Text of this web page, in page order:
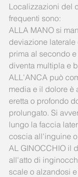
Localizzazioni del
frequenti sono:
ALLA MANO si
deviazione
prima al secondo
diventa multipla e
ALL'ANCA può
media e il dolore è
eretta o profondo
prolungato. Si
lungo la faccia
coscia all'inguine
AL GINOCCHIO il
all'atto di
scale o alzandosi